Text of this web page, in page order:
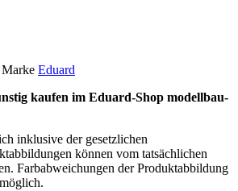
Marke Eduard
kaufen im Eduard-Shop modellbau-
inklusive der gesetzlichen
können vom tatsächlichen
Farbabweichungen der Produktabbildung